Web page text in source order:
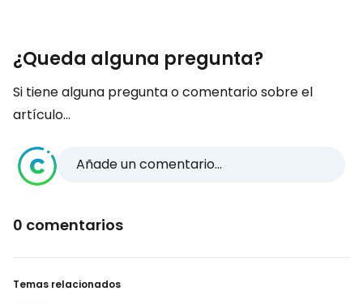
¿Queda alguna pregunta?
Si tiene alguna pregunta o comentario sobre el
artículo...
Añade un comentario...
0 comentarios
Temas relacionados